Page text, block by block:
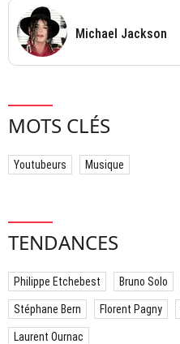
Michael Jackson
MOTS CLÉS
Youtubeurs Musique
TENDANCES
Philippe Etchebest Bruno Solo
Stéphane Bern Florent Pagny
Laurent Ournac